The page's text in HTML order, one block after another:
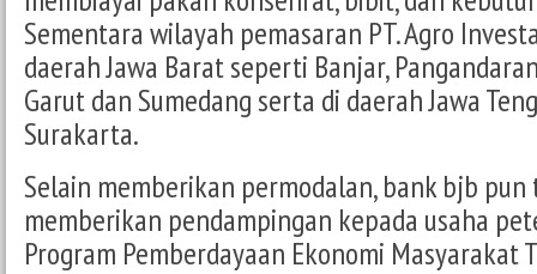
Sementara wilayah pemasaran PT. Agro
daerah Jawa Barat seperti Banjar,
Garut dan Sumedang serta di daerah Jawa
Surakarta.
Selain memberikan permodalan, bank bjb
memberikan pendampingan kepada usaha
Program Pemberdayaan Ekonomi Masyarakat